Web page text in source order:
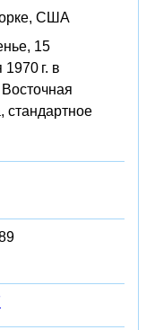
США
15
г. в
стандартное